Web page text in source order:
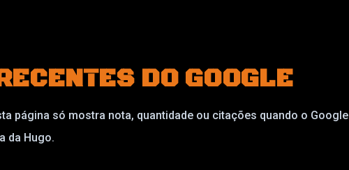
DO GOOGLE
página só mostra nota, quantidade ou citações quando o Google
da Hugo.